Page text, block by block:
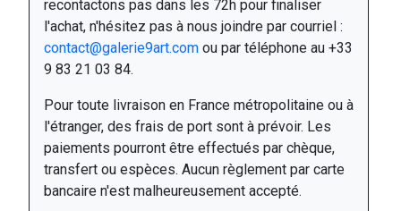
recontactons pas dans les 72h pour finaliser
l'achat, n'hésitez pas à nous joindre par courriel :
contact@galerie9art.com ou par téléphone au +33
9 83 21 03 84.
Pour toute livraison en France métropolitaine ou à
l'étranger, des frais de port sont à prévoir. Les
paiements pourront être effectués par chèque,
transfert ou espèces. Aucun règlement par carte
bancaire n'est malheureusement accepté.